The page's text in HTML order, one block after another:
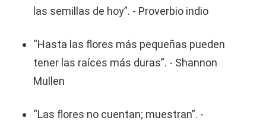
las semillas de hoy”. - Proverbio indio
“Hasta las flores más pequeñas pueden
tener las raíces más duras”. - Shannon
Mullen
“Las flores no cuentan; muestran”. -